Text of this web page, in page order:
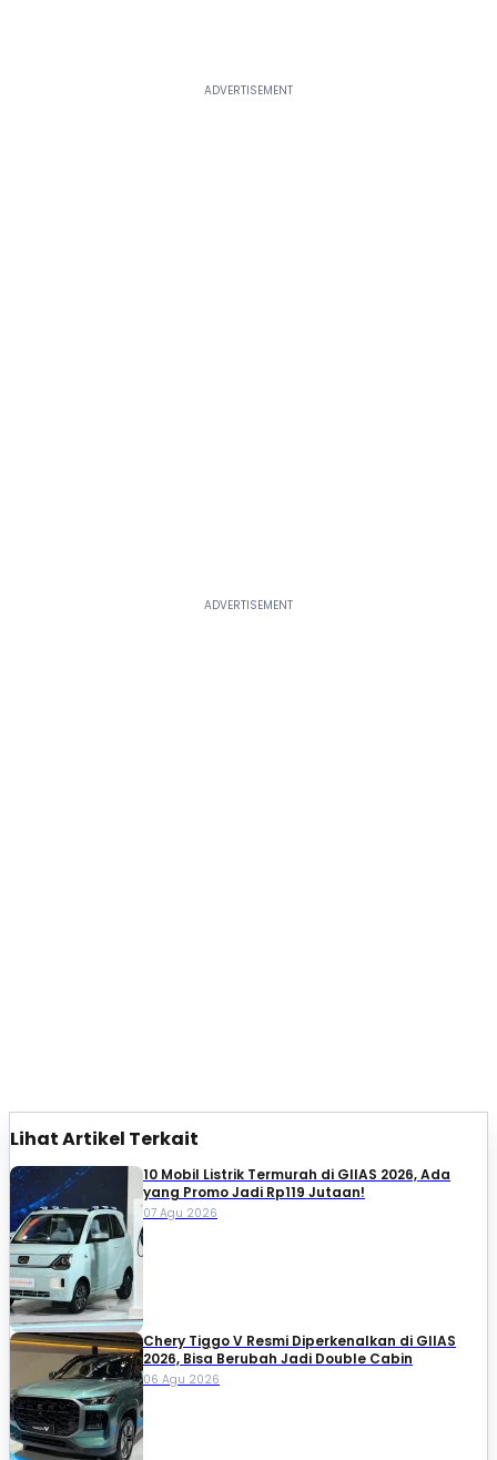
Lihat Artikel Terkait
10 Mobil Listrik Termurah di GIIAS 2026, Ada
yang Promo Jadi Rp119 Jutaan!
07 Agu 2026
Chery Tiggo V Resmi Diperkenalkan di GIIAS
2026, Bisa Berubah Jadi Double Cabin
06 Agu 2026